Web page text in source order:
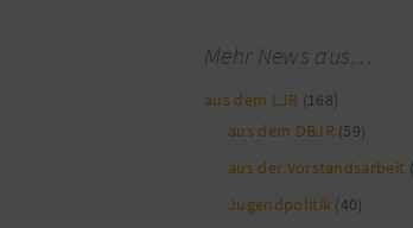
Mehr News aus…
aus dem LJR (168)
aus dem DBJR (59)
aus der Vorstandsarbeit
Jugendpolitik (40)